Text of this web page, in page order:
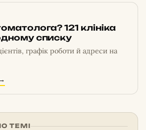
121 клініка
списку
графік роботи й адреси на
→
ТЕМІ